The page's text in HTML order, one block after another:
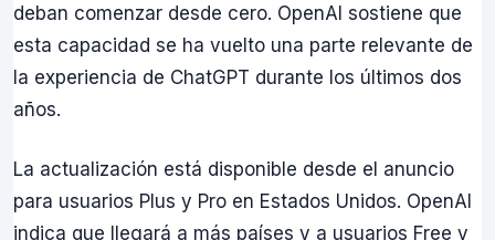
deban comenzar desde cero. OpenAI sostiene que
esta capacidad se ha vuelto una parte relevante de
la experiencia de ChatGPT durante los últimos dos
años.
La actualización está disponible desde el anuncio
para usuarios Plus y Pro en Estados Unidos. OpenAI
indica que llegará a más países y a usuarios Free y